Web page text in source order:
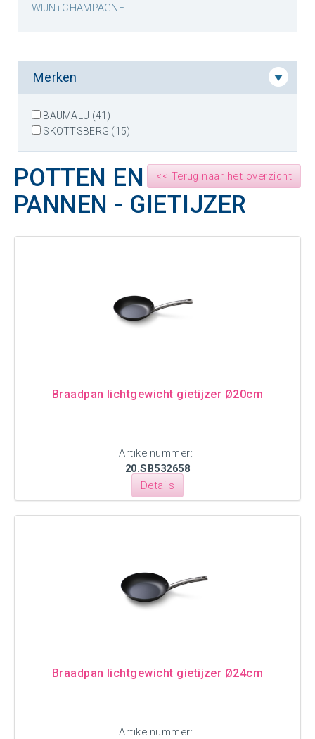
WIJN+CHAMPAGNE
Merken
BAUMALU (41)
SKOTTSBERG (15)
<< Terug naar het overzicht
POTTEN EN
PANNEN - GIETIJZER
Braadpan lichtgewicht gietijzer Ø20cm
Artikelnummer:
20.SB532658
Details
Braadpan lichtgewicht gietijzer Ø24cm
Artikelnummer: